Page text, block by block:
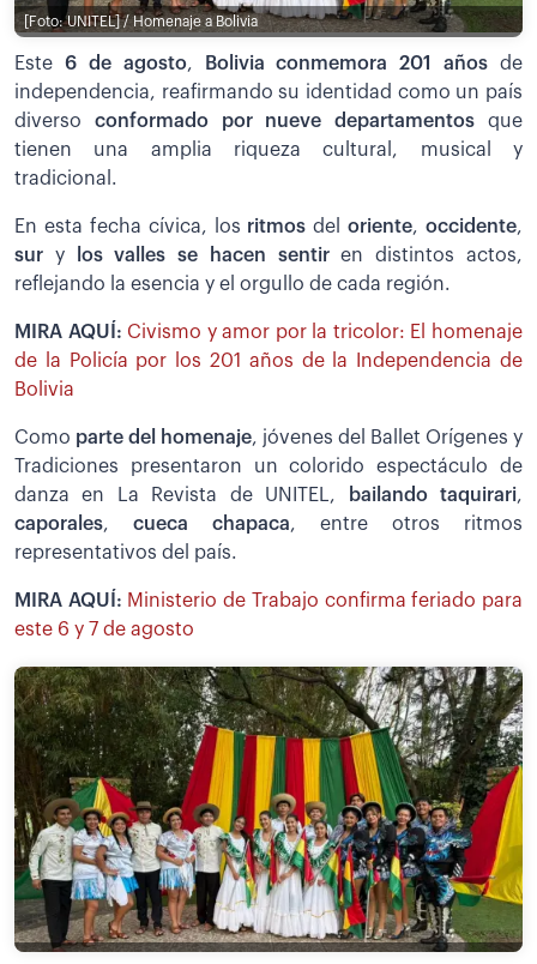
[Foto: UNITEL] / Homenaje a Bolivia
Este 6 de agosto, Bolivia conmemora 201 años de
independencia, reafirmando su identidad como un país
diverso conformado por nueve departamentos que
tienen una amplia riqueza cultural, musical y
tradicional.
En esta fecha cívica, los ritmosdeloriente, occidente,
sur y los valles se hacen sentiren distintos actos,
reflejando la esencia y el orgullo de cada región.
MIRA AQUÍ: Civismo y amor por la tricolor: El homenaje
de la Policía por los 201 años de la Independencia de
Bolivia
Como parte del homenaje, jóvenes del Ballet Orígenes y
Tradiciones presentaron un colorido espectáculo de
danza en La Revista de UNITEL,
bailando taquirari,
caporales, cueca chapaca, entre otros ritmos
representativos del país.
MIRA AQUÍ: Ministerio de Trabajo confirma feriado para
este 6 y 7 de agosto